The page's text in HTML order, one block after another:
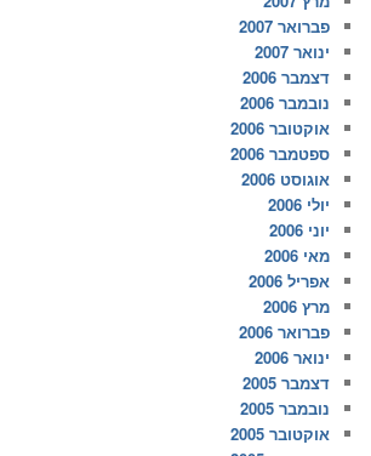
פברואר 2007
ינואר 2007
דצמבר 2006
נובמבר 2006
אוקטובר 2006
ספטמבר 2006
אוגוסט 2006
יולי 2006
יוני 2006
מאי 2006
אפריל 2006
מרץ 2006
פברואר 2006
ינואר 2006
דצמבר 2005
נובמבר 2005
אוקטובר 2005